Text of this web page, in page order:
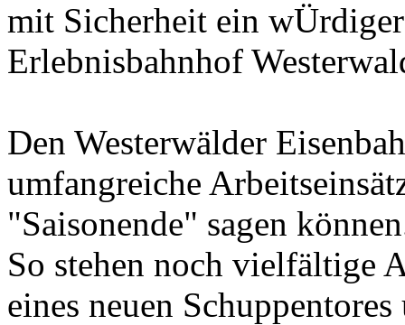
mit Sicherheit ein
Erlebnisbahnhof
Den Westerwälder
umfangreiche
"Saisonende" sagen
So stehen noch vielfältige
eines neuen